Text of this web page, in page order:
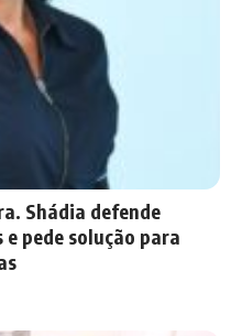
Shádia defende
pede solução para